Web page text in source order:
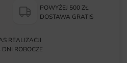
POWYŻEJ 500 ZŁ
DOSTAWA GRATIS
REALIZACJI
DNI ROBOCZE